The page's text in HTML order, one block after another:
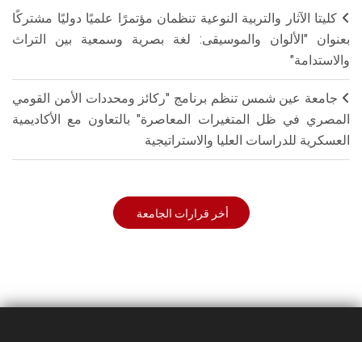
كليتا الآثار والتربية النوعية تنظمان مؤتمرًا علميًا دوليًا مشتركًا
بعنوان "الألوان والموسيقى: لغة بصرية وسمعية بين التراث
والاستدامة"
جامعة عين شمس تنظم برنامج "ركائز ومحددات الأمن القومي
المصري في ظل المتغيرات المعاصرة" بالتعاون مع الأكاديمية
العسكرية للدراسات العليا والاستراتيجية
أخر قرارات الجامعة